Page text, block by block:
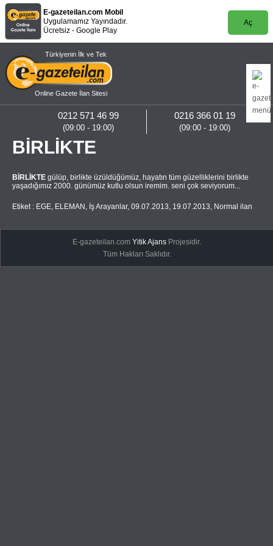
E-gazeteilan.com Mobil
Uygulamamız Yayındadır.
Ücretsiz - Google Play
Aç
Türkiyenin İlk ve Tek
Online Gazete İlan Sitesi
0216 366 01 19
(09:00 - 19:00)
0212 571 46 99
(09:00 - 19:00)
BİRLİKTE
BİRLİKTE gülüp, birlikte üzüldüğümüz, hayatın tüm güzelliklerini birlikte
yaşadığımız 2000. günümüz kutlu olsun iremim. seni çok seviyorum...
Etiket : EGE, ELEMAN , İş Arayanlar, 09.07.2013, 19.07.2013, Normal ilan
E-gazeteilan.comYitik Ajans Projesidir.
Tüm Hakları Saklıdır.